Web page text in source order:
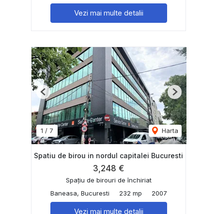
Vezi mai multe detalii
1 / 7 Harta
Previous Next
Spatiu de birou in nordul capitalei Bucuresti
3,248 €
Spațiu de birouri de închiriat
Baneasa, Bucuresti
232 mp 2007
Vezi mai multe detalii